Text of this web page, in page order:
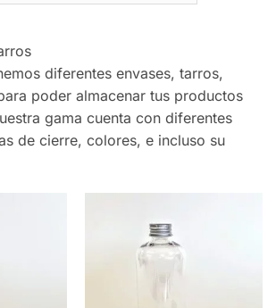
diferentes envases, tarros,
poder almacenar tus productos
gama cuenta con diferentes
de cierre, colores, e incluso su